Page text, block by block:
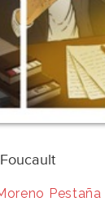
Pestaña